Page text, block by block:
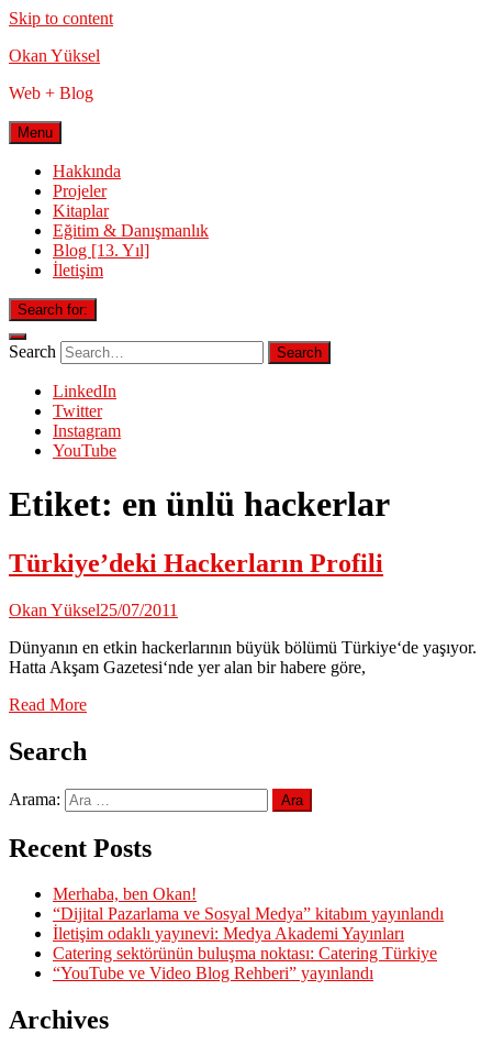
Skip to content
Okan Yüksel
Web + Blog
Menu
Hakkında
Projeler
Kitaplar
Eğitim & Danışmanlık
Blog [13. Yıl]
İletişim
Search for:
Search
LinkedIn
Twitter
Instagram
YouTube
Etiket: en ünlü hackerlar
Türkiye’deki Hackerların Profili
Okan Yüksel25/07/2011
Dünyanın en etkin hackerlarının büyük bölümü Türkiye‘de yaşıyor.
Hatta Akşam Gazetesi‘nde yer alan bir habere göre,
Read More
Search
Arama:
Recent Posts
Merhaba, ben Okan!
“Dijital Pazarlama ve Sosyal Medya” kitabım yayınlandı
İletişim odaklı yayınevi: Medya Akademi Yayınları
Catering sektörünün buluşma noktası: Catering Türkiye
“YouTube ve Video Blog Rehberi” yayınlandı
Archives